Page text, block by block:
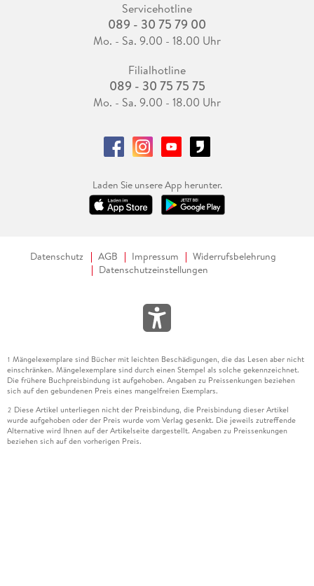
Servicehotline
089 - 30 75 79 00
Mo. - Sa. 9.00 - 18.00 Uhr
Filialhotline
089 - 30 75 75 75
Mo. - Sa. 9.00 - 18.00 Uhr
Laden Sie unsere App herunter.
Datenschutz AGB Impressum
Widerrufsbelehrung
Datenschutzeinstellungen
1 Mängelexemplare sind Bücher mit leichten Beschädigungen, die das Lesen aber nicht
einschränken. Mängelexemplare sind durch einen Stempel als solche gekennzeichnet.
Die frühere Buchpreisbindung ist aufgehoben. Angaben zu Preissenkungen beziehen
sich auf den gebundenen Preis eines mangelfreien Exemplars.
2 Diese Artikel unterliegen nicht der Preisbindung, die Preisbindung dieser Artikel
wurde aufgehoben oder der Preis wurde vom Verlag gesenkt. Die jeweils zutreffende
Alternative wird Ihnen auf der Artikelseite dargestellt. Angaben zu Preissenkungen
beziehen sich auf den vorherigen Preis.